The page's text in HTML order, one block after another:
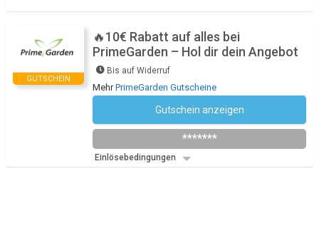
GUTSCHEIN
🔥10€ Rabatt auf alles bei
PrimeGarden – Hol dir dein Angebot
Bis auf Widerruf
MehrPrimeGarden Gutscheine
Gutschein anzeigen
*******
Einlösebedingungen